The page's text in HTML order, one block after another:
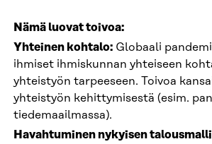
Nämä luovat toivoa:
Yhteinen kohtalo: Globaali
ihmiset ihmiskunnan yhteiseen
yhteistyön tarpeeseen. Toivoa
yhteistyön kehittymisestä (esim.
tiedemaailmassa).
Havahtuminen nykyisen